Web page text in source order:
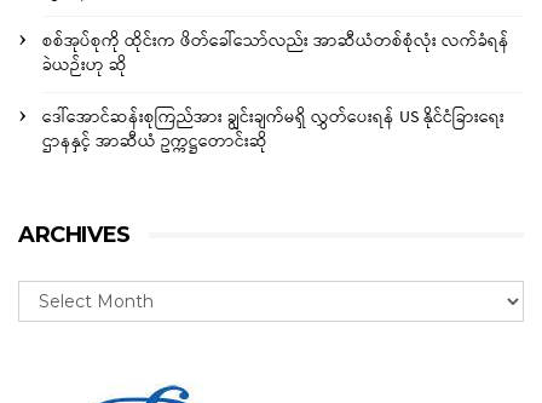
စစ်အုပ်စုကို ထိုင်းက ဖိတ်ခေါ်သော်လည်း အာဆီယံတစ်စုံလုံး လက်ခံရန်
ခဲယဉ်းဟု ဆို
ဒေါ်အောင်ဆန်းစုကြည်အား ချွင်းချက်မရှိ လွှတ်ပေးရန် US နိုင်ငံခြားရေး
ဌာနနှင့် အာဆီယံ ဥက္ကဋ္ဌတောင်းဆို
ARCHIVES